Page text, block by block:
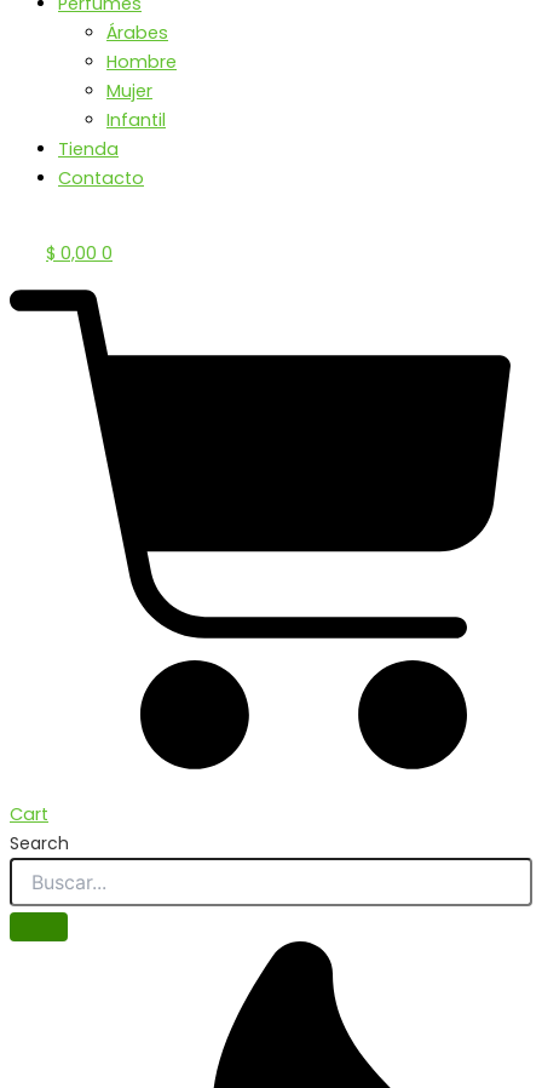
Árabes
Hombre
Mujer
Infantil
Tienda
Contacto
$ 0,00 0
Cart
Search